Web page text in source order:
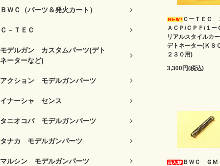
ＢＷＣ（パーツ＆発火カート）
Ｃ－ＴＥＣ
モデルガン カスタムパーツ(デト
ネーターなど)
アクション モデルガンパーツ
イナーシャ センス
タニオコバ モデルガンパーツ
タナカ モデルガンパーツ
マルシン モデルガンパーツ
ＣーＴＥＣ
ＡＣＰ/ＣＰＦ/１ー
リアルスタイルカ
デトネーター(Ｋ
２３０用)
3,300円(税込)
ＢＷＣ ＧＭ